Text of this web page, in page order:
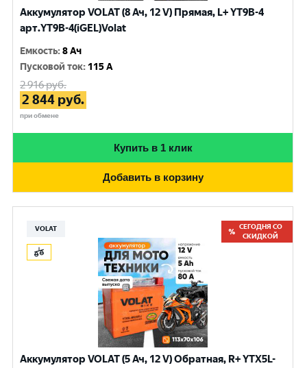
Аккумулятор VOLAT (8 Ач, 12 V) Прямая, L+ YT9B-4
арт.YT9B-4(iGEL)Volat
Емкость:8 Ач
Пусковой ток: 115 A
2 916руб.
2 844 руб.
при обмене
Купить в 1 клик
Добавить в корзину
VOLAT
СЕГОДНЯ СО
СКИДКОЙ
Аккумулятор VOLAT (5 Ач, 12 V) Обратная, R+ YTX5L-